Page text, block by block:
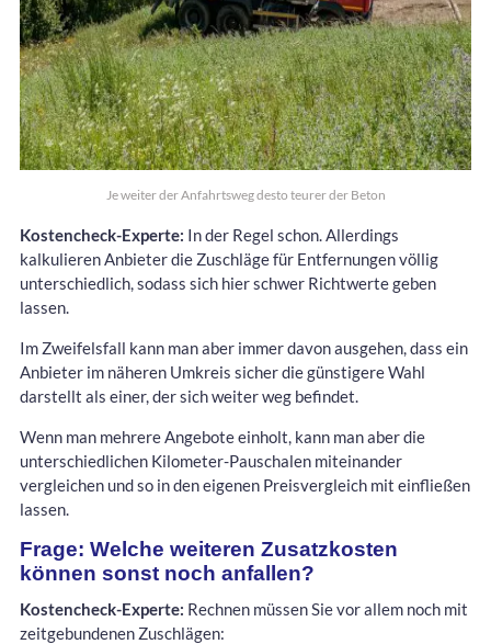
Je weiter der Anfahrtsweg desto teurer der Beton
Kostencheck-Experte: In der Regel schon. Allerdings
kalkulieren Anbieter die Zuschläge für Entfernungen völlig
unterschiedlich, sodass sich hier schwer Richtwerte geben
lassen.
Im Zweifelsfall kann man aber immer davon ausgehen, dass ein
Anbieter im näheren Umkreis sicher die günstigere Wahl
darstellt als einer, der sich weiter weg befindet.
Wenn man mehrere Angebote einholt, kann man aber die
unterschiedlichen Kilometer-Pauschalen miteinander
vergleichen und so in den eigenen Preisvergleich mit einfließen
lassen.
Frage: Welche weiteren Zusatzkosten
können sonst noch anfallen?
Kostencheck-Experte: Rechnen müssen Sie vor allem noch mit
zeitgebundenen Zuschlägen: